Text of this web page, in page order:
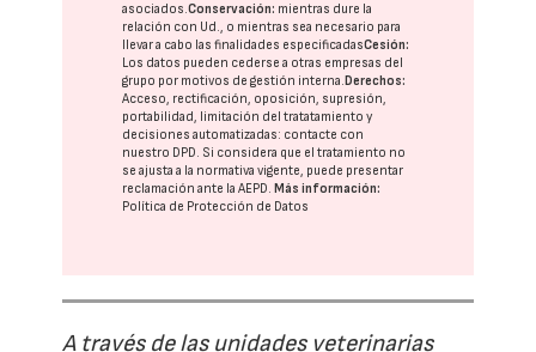
asociados.Conservación: mientras dure la
relación con Ud., o mientras sea necesario para
llevar a cabo las finalidades especificadasCesión:
Los datos pueden cederse a otras empresas del
grupo por motivos de gestión interna.Derechos:
Acceso, rectificación, oposición, supresión,
portabilidad, limitación del tratatamiento y
decisiones automatizadas: contacte con
nuestro DPD . Si considera que el tratamiento no
se ajusta a la normativa vigente, puede presentar
reclamación ante laAEPD .Más información:
Política de Protección de Datos
A través de las unidades veterinarias